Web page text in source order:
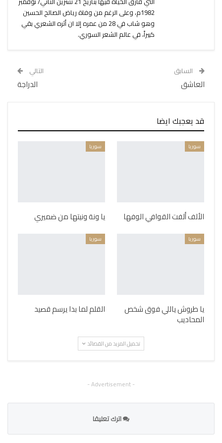
1982م، وعلى الرغم من وفاة رياض الصالح الحسين
وهو شاب في 28 من عمره إلا ان أثره الشعري بقي
كبيراً، في عالم الشعر السوري.
السابق
العاشق
التالي
الدراجة
قد يعجبك ايضا
سوريا
الألف ألفت القوافي الوفها
سوريا
يا ونة ونيتها من ضميري
سوريا
يا طروش ياللي فوق شخص
المحاديب
سوريا
القلم لما بدا يرسم قصيد
تحميل المزيد من القصائد
- Advertisement -
اترك تعليقا